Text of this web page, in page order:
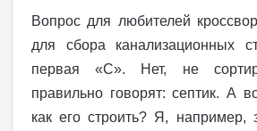
Вопрос для любителей
для сбора канализационных
первая «С». Нет, не
правильно говорят: септик. А
как его строить? Я, например,